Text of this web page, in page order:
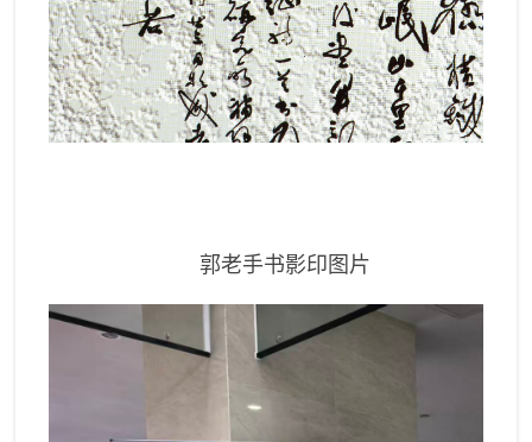
郭老手书影印图片